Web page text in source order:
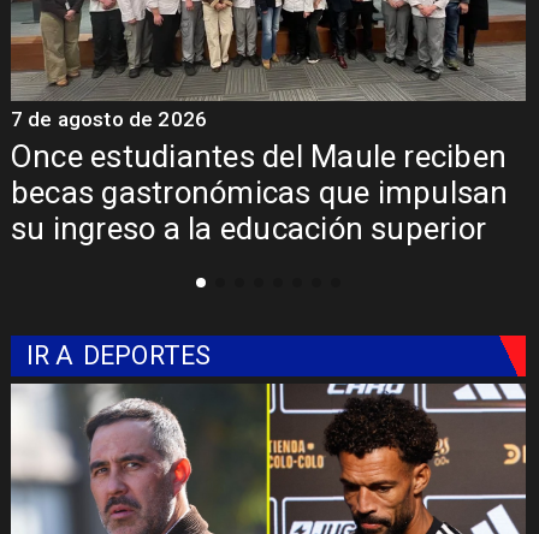
Once estudiantes del Maule reciben
becas gastronómicas que impulsan
su ingreso a la educación superior
7 de agosto de 2026
IR A DEPORTES